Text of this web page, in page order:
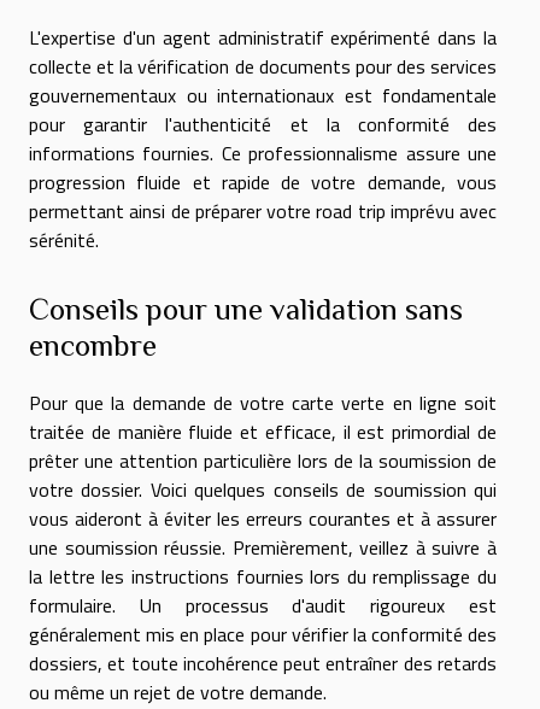
L'expertise d'un agent administratif expérimenté dans la
collecte et la vérification de documents pour des services
gouvernementaux ou internationaux est fondamentale
pour garantir l'authenticité et la conformité des
informations fournies. Ce professionnalisme assure une
progression fluide et rapide de votre demande, vous
permettant ainsi de préparer votre road trip imprévu avec
sérénité.
Conseils pour une validation sans
encombre
Pour que la demande de votre carte verte en ligne soit
traitée de manière fluide et efficace, il est primordial de
prêter une attention particulière lors de la soumission de
votre dossier. Voici quelques conseils de soumission qui
vous aideront à éviter les erreurs courantes et à assurer
une soumission réussie. Premièrement, veillez à suivre à
la lettre les instructions fournies lors du remplissage du
formulaire. Un processus d'audit rigoureux est
généralement mis en place pour vérifier la conformité des
dossiers, et toute incohérence peut entraîner des retards
ou même un rejet de votre demande.